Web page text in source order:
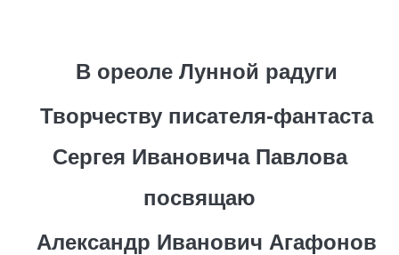
В ореоле Лунной радуги
Творчеству писателя-фантаста
Сергея Ивановича Павлова
посвящаю
Александр Иванович Агафонов